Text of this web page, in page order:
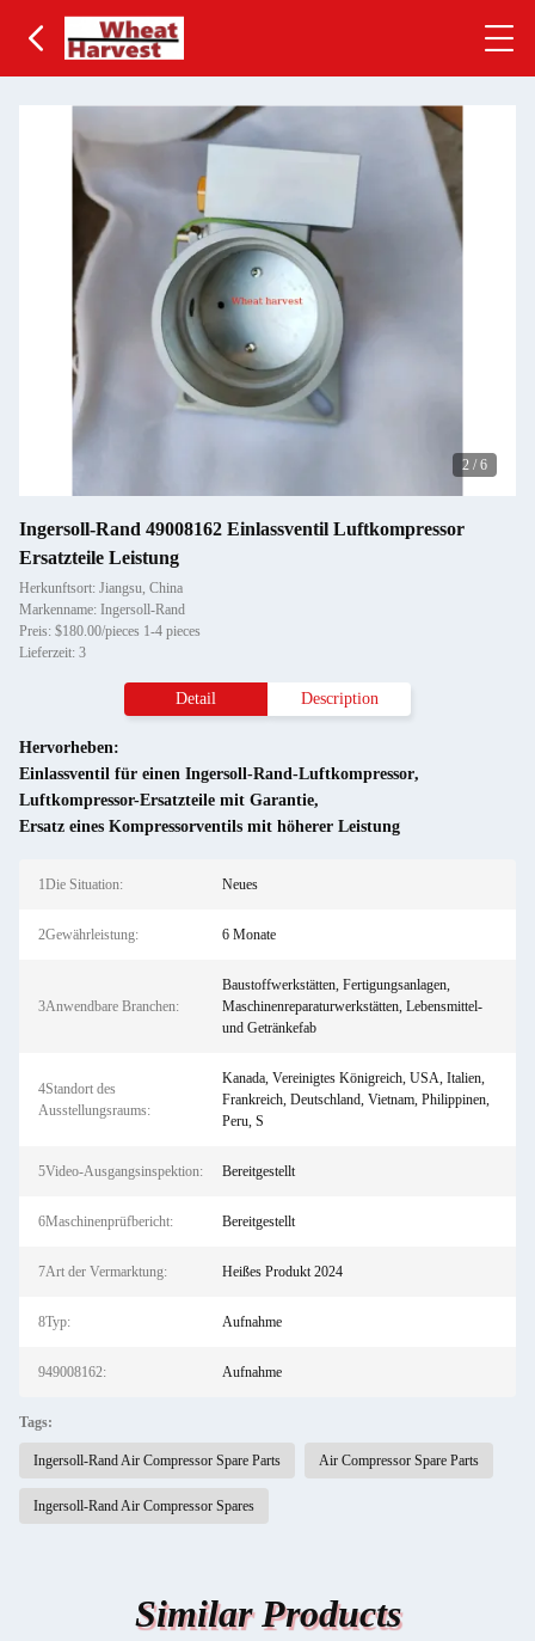
2 / 6
Ingersoll-Rand 49008162 Einlassventil Luftkompressor
Ersatzteile Leistung
Herkunftsort: Jiangsu, China
Markenname: Ingersoll-Rand
Preis: $180.00/pieces 1-4 pieces
Lieferzeit: 3
Detail Description
Hervorheben:
Einlassventil für einen Ingersoll-Rand-Luftkompressor,
Luftkompressor-Ersatzteile mit Garantie,
Ersatz eines Kompressorventils mit höherer Leistung
1Die Situation: Neues
2Gewährleistung: 6 Monate
3Anwendbare Branchen:
Baustoffwerkstätten, Fertigungsanlagen,
Maschinenreparaturwerkstätten, Lebensmittel-
und Getränkefab
4Standort des
Ausstellungsraums:
Kanada, Vereinigtes Königreich, USA, Italien,
Frankreich, Deutschland, Vietnam, Philippinen,
Peru, S
5Video-Ausgangsinspektion: Bereitgestellt
6Maschinenprüfbericht: Bereitgestellt
7Art der Vermarktung: Heißes Produkt 2024
8Typ: Aufnahme
949008162: Aufnahme
Tags:
Ingersoll-Rand Air Compressor Spare Parts Air Compressor Spare Parts
Ingersoll-Rand Air Compressor Spares
Similar Products